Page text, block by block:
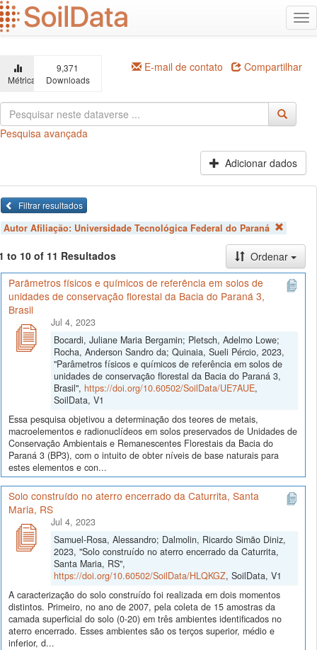
Ir
para
o
principal
Métricas
9,371
Downloads
E-mail de contato Compartilhar
Pesquisa avançada
Adicionar dados
Filtrar resultados
Autor Afiliação: Universidade Tecnológica Federal do Paraná
to 10 of 11 Resultados
Ordenar
Parâmetros físicos e químicos de referência em solos de
unidades de conservação florestal da Bacia do Paraná 3,
Brasil
Jul 4, 2023
Bocardi, Juliane Maria Bergamin; Pletsch, Adelmo Lowe;
Rocha, Anderson Sandro da; Quinaia, Sueli Pércio, 2023,
"Parâmetros físicos e químicos de referência em solos de
unidades de conservação florestal da Bacia do Paraná 3,
Brasil", https://doi.org/10.60502/SoilData/UE7AUE,
SoilData, V1
Essa pesquisa objetivou a determinação dos teores de metais,
macroelementos e radionuclídeos em solos preservados de Unidades de
Conservação Ambientais e Remanescentes Florestais da Bacia do
Paraná 3 (BP3), com o intuito de obter níveis de base naturais para
estes elementos e con...
Solo construído no aterro encerrado da Caturrita, Santa
Maria, RS
Jul 4, 2023
Samuel-Rosa, Alessandro; Dalmolin, Ricardo Simão Diniz,
2023, "Solo construído no aterro encerrado da Caturrita,
Santa Maria, RS",
https://doi.org/10.60502/SoilData/HLQKGZ, SoilData, V1
A caracterização do solo construído foi realizada em dois momentos
distintos. Primeiro, no ano de 2007, pela coleta de 15 amostras da
camada superficial do solo (0-20) em três ambientes identificados no
aterro encerrado. Esses ambientes são os terços superior, médio e
inferior, d...